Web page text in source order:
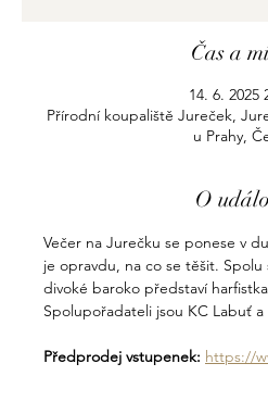
Čas a
14. 6. 2025
Přírodní koupaliště Jureček,
u Prahy,
O
Večer na Jurečku se ponese v
je opravdu, na co se těšit. Spolu
divoké baroko představí
Spolupořadateli jsou KC Labuť a
Předprodej vstupenek: https://